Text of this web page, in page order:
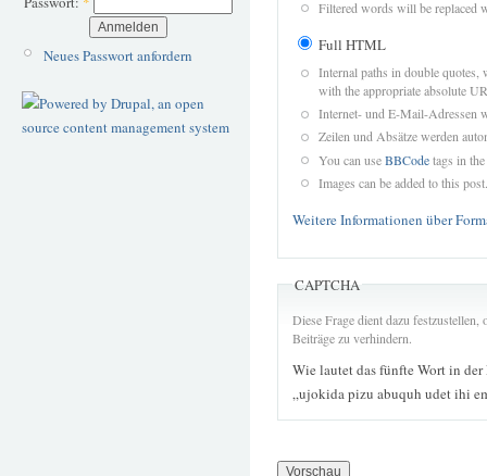
Neues Passwort anfordern
Filtered words will be replaced
Full HTML
Internal paths in double quotes,
with the appropriate absolute
Internet- und E-Mail-Adressen
Zeilen und Absätze werden
You can useBBCodetags in
Images can be added to this post.
Weitere Informationen über
CAPTCHA
Diese Frage dient dazu
Beiträge zu verhindern.
Wie lautet das fünfte Wort in der
„ujokida pizu abuquh udet ihi